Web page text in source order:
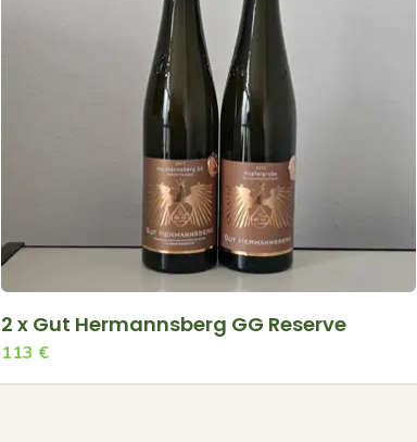
2 x Gut Hermannsberg GG Reserve
113 €